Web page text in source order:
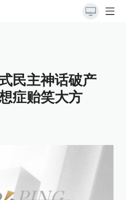
民主神话破产
症贻笑大方